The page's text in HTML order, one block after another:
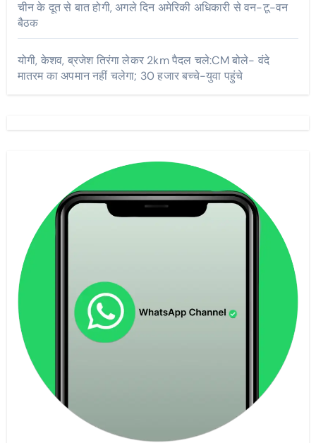
चीन के दूत से बात होगी, अगले दिन अमेरिकी अधिकारी से वन-टू-वन
बैठक
योगी, केशव, ब्रजेश तिरंगा लेकर 2km पैदल चले:CM बोले- वंदे
मातरम का अपमान नहीं चलेगा; 30 हजार बच्चे-युवा पहुंचे